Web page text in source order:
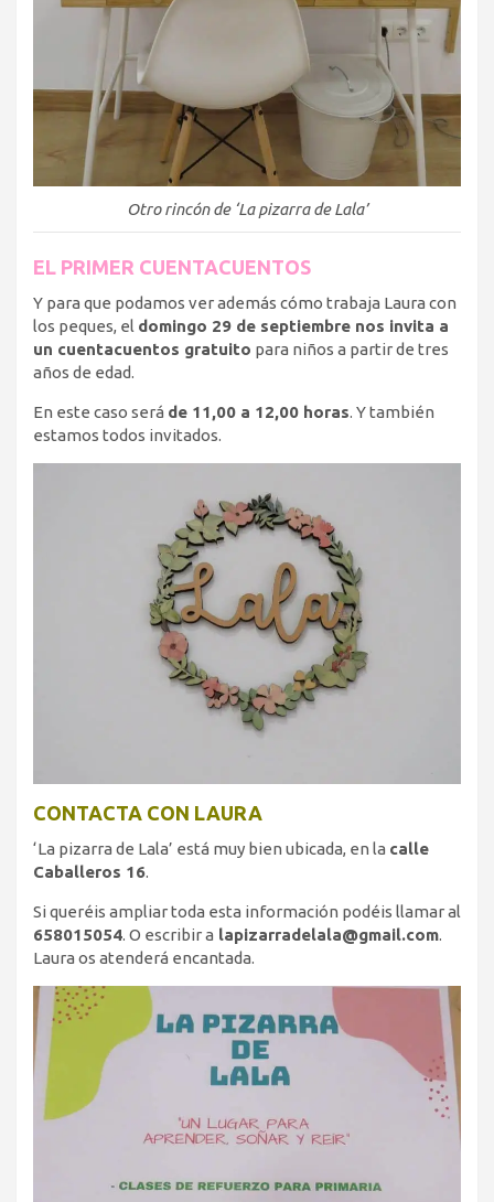
Otro rincón de ‘La pizarra de Lala’
EL PRIMER CUENTACUENTOS
Y para que podamos ver además cómo trabaja Laura con
los peques, el domingo 29 de septiembre nos invita a
un cuentacuentos gratuito para niños a partir de tres
años de edad.
En este caso será de 11,00 a 12,00 horas. Y también
estamos todos invitados.
CONTACTA CON LAURA
‘La pizarra de Lala’ está muy bien ubicada, en la calle
Caballeros 16.
Si queréis ampliar toda esta información podéis llamar al
658015054. O escribir a lapizarradelala@gmail.com.
Laura os atenderá encantada.